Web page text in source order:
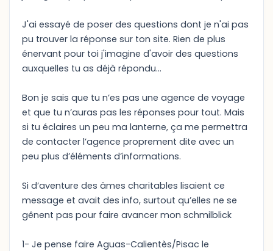
J'ai essayé de poser des questions dont je n'ai pas
pu trouver la réponse sur ton site. Rien de plus
énervant pour toi j'imagine d'avoir des questions
auxquelles tu as déjà répondu...
Bon je sais que tu n’es pas une agence de voyage
et que tu n’auras pas les réponses pour tout. Mais
si tu éclaires un peu ma lanterne, ça me permettra
de contacter l’agence proprement dite avec un
peu plus d’éléments d’informations.
Si d’aventure des âmes charitables lisaient ce
message et avait des info, surtout qu’elles ne se
gênent pas pour faire avancer mon schmilblick
1- Je pense faire Aguas-Calientès/Pisac le